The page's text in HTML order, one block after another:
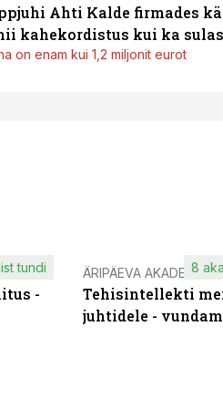
Ahti Kalde firmades
kahekordistus kui ka
on enam kui 1,2 miljonit eurot
-
tundi ÄRIPÄEVA AKADEEMIA
Tehisintellekti
juhtidele -
8